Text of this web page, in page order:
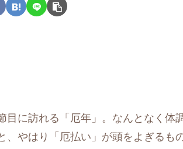
目に訪れる「厄年」。なんとなく体
、やはり「厄払い」が頭をよぎる